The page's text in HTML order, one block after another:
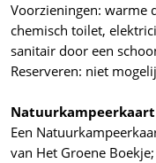
Voorzieningen: warme
chemisch toilet,
sanitair door een
Reserveren: niet
Natuurkampeerkaart
Een
van Het Groene